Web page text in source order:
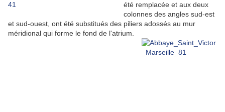
été remplacée et aux deux
colonnes des angles sud-est
et sud-ouest, ont été substitués des piliers adossés au mur
méridional qui forme le fond de l'atrium.